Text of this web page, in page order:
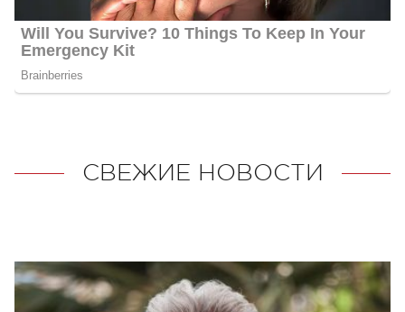
СВЕЖИЕ НОВОСТИ